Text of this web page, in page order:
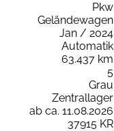
Pkw
Geländewagen
Jan / 2024
Automatik
63.437 km
5
Grau
Zentrallager
ab ca. 11.08.2026
37915 KR